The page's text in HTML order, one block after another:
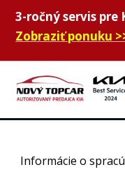
3-ročný servis pre
Zobraziť ponuku
Informácie o